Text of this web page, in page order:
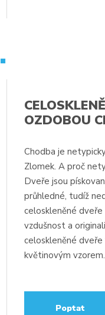
OZDOBOU
Chodba je
Zlomek. A proč
Dveře jsou
průhledné, tudíž
celoskleněné
vzdušnost a
celoskleněné
květinovým
Poptat